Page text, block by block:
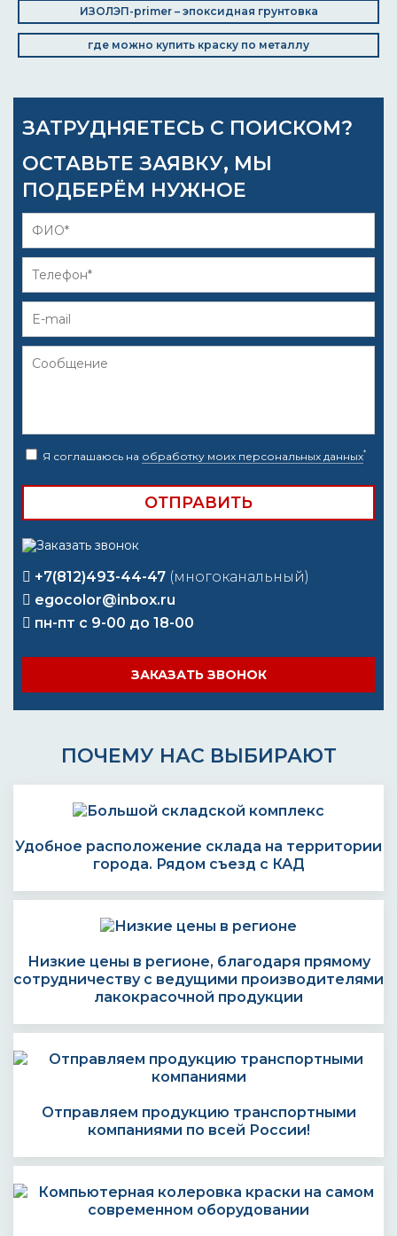
ИЗОЛЭП-primer – эпоксидная грунтовка
где можно купить краску по металлу
ЗАТРУДНЯЕТЕСЬ С ПОИСКОМ?
ОСТАВЬТЕ ЗАЯВКУ, МЫ
ПОДБЕРЁМ НУЖНОЕ
Я соглашаюсь на обработку моих персональных данных*
+7(812)493-44-47 (многоканальный)
egocolor@inbox.ru
пн-пт с 9-00 до 18-00
ЗАКАЗАТЬ ЗВОНОК
ПОЧЕМУ НАС ВЫБИРАЮТ
Удобное расположение склада на территории
города. Рядом съезд с КАД
Низкие цены в регионе, благодаря прямому
сотрудничеству с ведущими производителями
лакокрасочной продукции
Отправляем продукцию транспортными
компаниями по всей России!